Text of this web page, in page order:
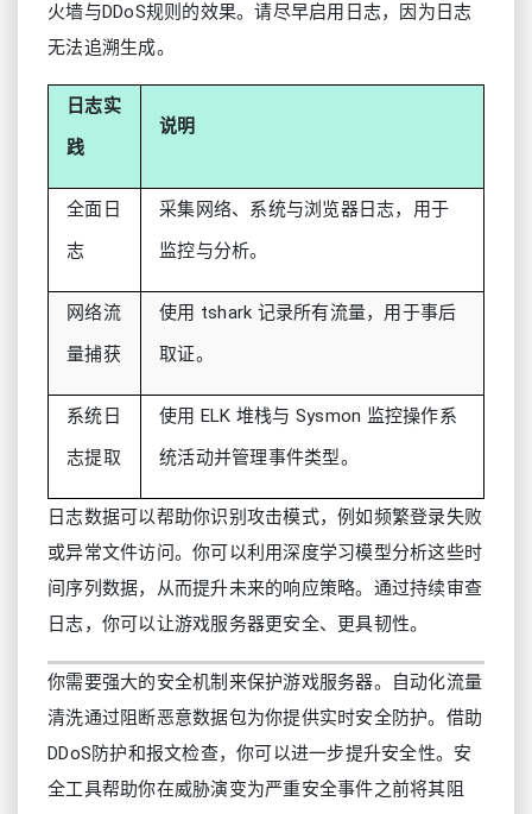
火墙与DDoS规则的效果。请尽早启用日志，因为日志
无法追溯生成。
日志实
践
说明
全面日
志
采集网络、系统与浏览器日志，用于
监控与分析。
网络流
量捕获
使用 tshark 记录所有流量，用于事后
取证。
系统日
志提取
使用 ELK 堆栈与 Sysmon 监控操作系
统活动并管理事件类型。
日志数据可以帮助你识别攻击模式，例如频繁登录失败
或异常文件访问。你可以利用深度学习模型分析这些时
间序列数据，从而提升未来的响应策略。通过持续审查
日志，你可以让游戏服务器更安全、更具韧性。
你需要强大的安全机制来保护游戏服务器。自动化流量
清洗通过阻断恶意数据包为你提供实时安全防护。借助
DDoS防护和报文检查，你可以进一步提升安全性。安
全工具帮助你在威胁演变为严重安全事件之前将其阻